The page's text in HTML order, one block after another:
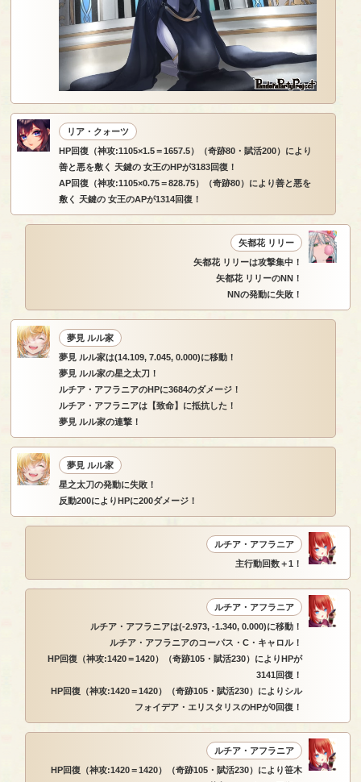
リア・クォーツ
HP回復（神攻:1105×1.5＝1657.5）（奇跡80・賦活200）により
善と悪を敷く 天鍵の 女王のHPが3183回復！
AP回復（神攻:1105×0.75＝828.75）（奇跡80）により善と悪を
敷く 天鍵の 女王のAPが1314回復！
矢都花 リリー
矢都花 リリーは攻撃集中！
矢都花 リリーのNN！
NNの発動に失敗！
夢見 ルル家
夢見 ルル家は(14.109, 7.045, 0.000)に移動！
夢見 ルル家の星之太刀！
ルチア・アフラニアのHPに3684のダメージ！
ルチア・アフラニアは【致命】に抵抗した！
夢見 ルル家の連撃！
夢見 ルル家
星之太刀の発動に失敗！
反動200によりHPに200ダメージ！
ルチア・アフラニア
主行動回数＋1！
ルチア・アフラニア
ルチア・アフラニアは(-2.973, -1.340, 0.000)に移動！
ルチア・アフラニアのコーパス・C・キャロル！
HP回復（神攻:1420＝1420）（奇跡105・賦活230）によりHPが
3141回復！
HP回復（神攻:1420＝1420）（奇跡105・賦活230）によりシル
フォイデア・エリスタリスのHPが0回復！
ルチア・アフラニア
HP回復（神攻:1420＝1420）（奇跡105・賦活230）により笹木